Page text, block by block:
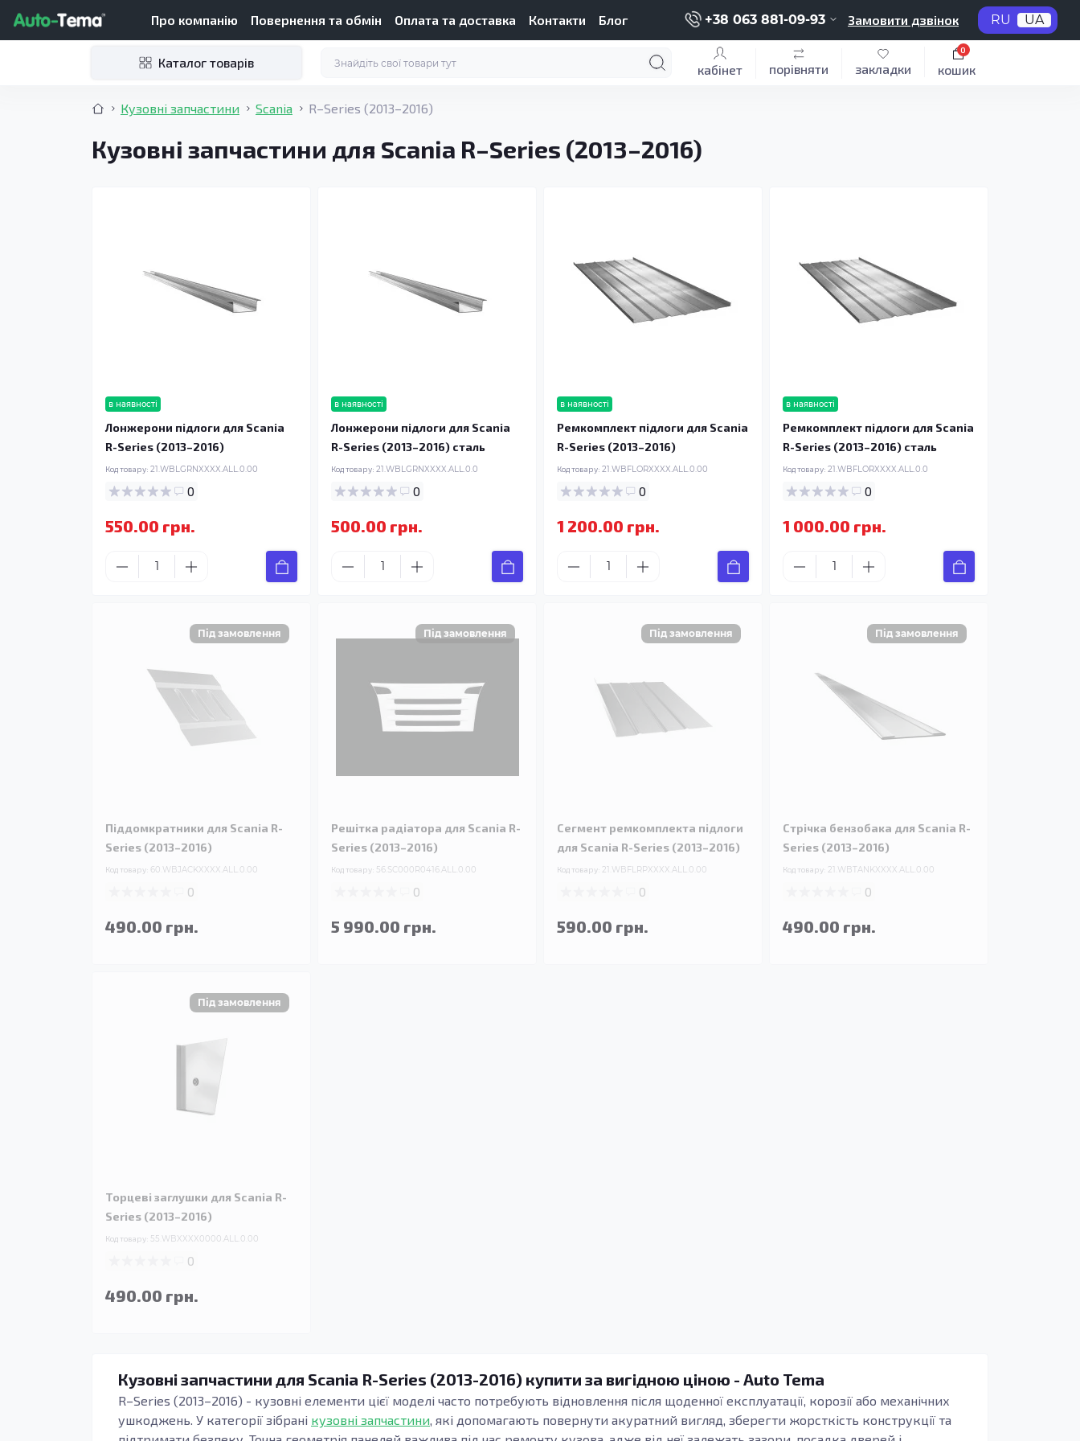
Про компанію Повернення та обмін Оплата та доставка Контакти Блог +38 063 881-09-93 Замовити дзвінок RU UA
Каталог товарів кабінет порівняти закладки кошик
0
Кузовні запчастини Scania R–Series (2013–2016)
Кузовні запчастини для Scania R–Series (2013–2016)
в наявності
Лонжерони підлоги для Scania
R-Series (2013–2016)
Код товару: 21.WBLGRNXXXX.ALL.0.00
0
550.00 грн.
в наявності
Лонжерони підлоги для Scania
R-Series (2013–2016) сталь
Код товару: 21.WBLGRNXXXX.ALL.0.0
0
500.00 грн.
в наявності
Ремкомплект підлоги для Scania
R-Series (2013–2016)
Код товару: 21.WBFLORXXXX.ALL.0.00
0
1 200.00 грн.
в наявності
Ремкомплект підлоги для Scania
R-Series (2013–2016) сталь
Код товару: 21.WBFLORXXXX.ALL.0.0
0
1 000.00 грн.
Піддомкратники для Scania R-
Series (2013–2016)
Код товару: 60.WBJACKXXXX.ALL.0.00
0
490.00 грн.
Решітка радіатора для Scania R-
Series (2013–2016)
Код товару: 56.SC000R0416.ALL.0.00
0
5 990.00 грн.
Сегмент ремкомплекта підлоги
для Scania R-Series (2013–2016)
Код товару: 21.WBFLRPXXXX.ALL.0.00
0
590.00 грн.
Стрічка бензобака для Scania R-
Series (2013–2016)
Код товару: 21.WBTANKXXXX.ALL.0.00
0
490.00 грн.
Торцеві заглушки для Scania R-
Series (2013–2016)
Код товару: 55.WBXXXX0000.ALL.0.00
0
490.00 грн.
Кузовні запчастини для Scania R-Series (2013-2016) купити за вигідною ціною - Auto Tema
R–Series (2013–2016) - кузовні елементи цієї моделі часто потребують відновлення після щоденної експлуатації, корозії або механічних
ушкоджень. У категорії зібрані кузовні запчастини, які допомагають повернути акуратний вигляд, зберегти жорсткість конструкції та